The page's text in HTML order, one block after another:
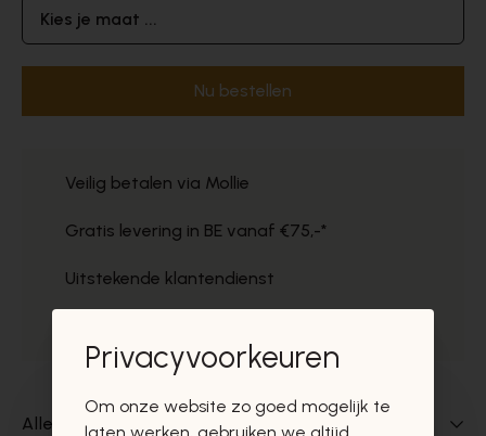
Kies je maat ...
Nu bestellen
Veilig betalen via Mollie
Gratis levering in BE vanaf €75,-*
Uitstekende klantendienst
Alles over dit product
Privacyvoorkeuren
Om onze website zo goed mogelijk te
laten werken, gebruiken we altijd